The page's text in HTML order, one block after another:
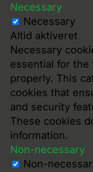
Necessary
Necessary
Altid aktiveret
Necessary
essential for
properly. This
cookies that
and security
These cookies
information.
Non-necessary
Non-